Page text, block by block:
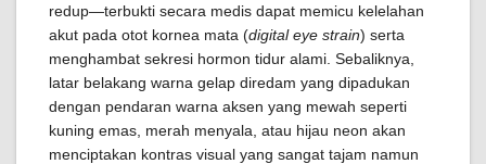
redup—terbukti secara medis dapat memicu kelelahan
akut pada otot kornea mata (digital eye strain) serta
menghambat sekresi hormon tidur alami. Sebaliknya,
latar belakang warna gelap diredam yang dipadukan
dengan pendaran warna aksen yang mewah seperti
kuning emas, merah menyala, atau hijau neon akan
menciptakan kontras visual yang sangat tajam namun